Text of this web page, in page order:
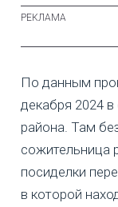
По данным
декабря 2024
района. Там
сожительница
посиделки
в которой